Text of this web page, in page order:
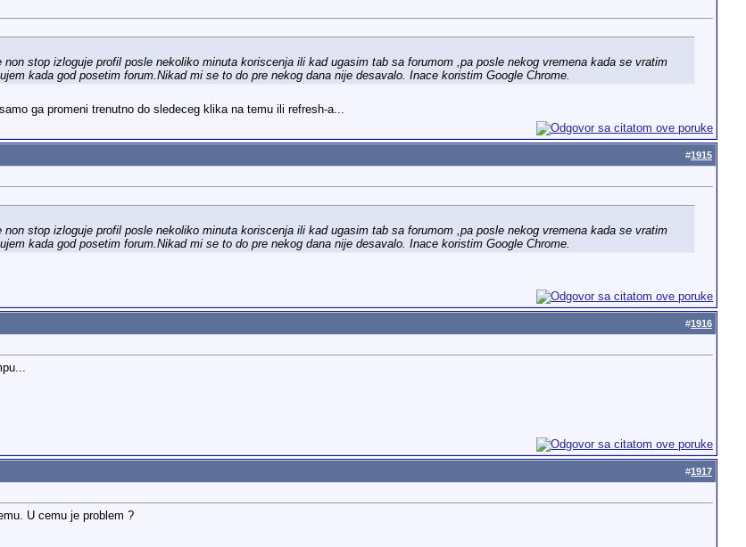
stop izloguje profil posle nekoliko minuta koriscenja ili kad ugasim tab sa forumom ,pa posle nekog vremena kada se vratim
kada god posetim forum.Nikad mi se to do pre nekog dana nije desavalo. Inace koristim Google Chrome.
ga promeni trenutno do sledeceg klika na temu ili refresh-a...
#1915
stop izloguje profil posle nekoliko minuta koriscenja ili kad ugasim tab sa forumom ,pa posle nekog vremena kada se vratim
kada god posetim forum.Nikad mi se to do pre nekog dana nije desavalo. Inace koristim Google Chrome.
#1916
#1917
U cemu je problem ?